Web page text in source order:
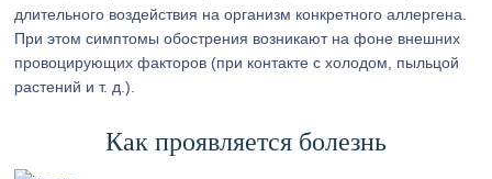
длительного воздействия на организм конкретного аллергена.
При этом симптомы обострения возникают на фоне внешних
провоцирующих факторов (при контакте с холодом, пыльцой
растений и т. д.).
Как проявляется болезнь